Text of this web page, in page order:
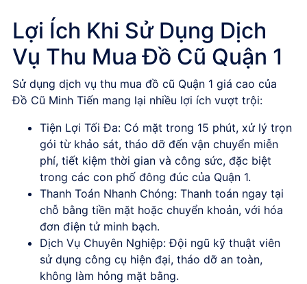
Lợi Ích Khi Sử Dụng Dịch
Vụ Thu Mua Đồ Cũ Quận 1
Sử dụng dịch vụ thu mua đồ cũ Quận 1 giá cao của
Đồ Cũ Minh Tiến mang lại nhiều lợi ích vượt trội:
Tiện Lợi Tối Đa: Có mặt trong 15 phút, xử lý trọn
gói từ khảo sát, tháo dỡ đến vận chuyển miễn
phí, tiết kiệm thời gian và công sức, đặc biệt
trong các con phố đông đúc của Quận 1.
Thanh Toán Nhanh Chóng: Thanh toán ngay tại
chỗ bằng tiền mặt hoặc chuyển khoản, với hóa
đơn điện tử minh bạch.
Dịch Vụ Chuyên Nghiệp: Đội ngũ kỹ thuật viên
sử dụng công cụ hiện đại, tháo dỡ an toàn,
không làm hỏng mặt bằng.